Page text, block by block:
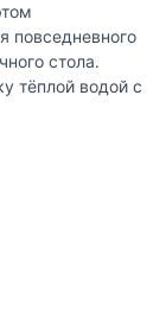
повседневного
стола.
тёплой водой с